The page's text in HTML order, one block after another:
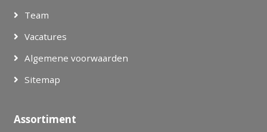
Team
Vacatures
Algemene voorwaarden
Sitemap
Assortiment